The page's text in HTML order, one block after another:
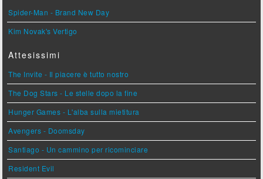
Spider-Man - Brand New Day
Kim Novak's Vertigo
Attesissimi
The Invite - Il piacere è tutto nostro
The Dog Stars - Le stelle dopo la fine
Hunger Games - L'alba sulla mietitura
Avengers - Doomsday
Santiago - Un cammino per ricominciare
Resident Evil